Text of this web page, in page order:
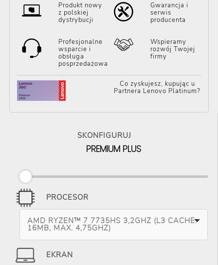
Produkt nowy
z polskiej
dystrybucji
Gwarancja i
serwis
producenta
Profesjonalne
wsparcie i
obsługa
posprzedażowa
Wspieramy
rozwój Twojej
firmy
Co zyskujesz, kupując u
Partnera Lenovo Platinum?
SKONFIGURUJ
PREMIUM PLUS
PROCESOR
AMD RYZEN™ 7 7735HS 3,2GHZ (L3 CACHE:
16MB, MAX. 4,75GHZ)
EKRAN